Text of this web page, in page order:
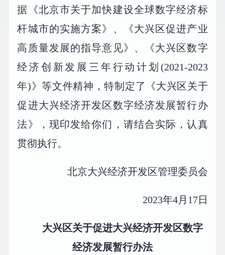
据《北京市关于加快建设全球数字经济标
杆城市的实施方案》、《大兴区促进产业
高质量发展的指导意见》、《大兴区数字
经济创新发展三年行动计划(2021-2023
年)》等文件精神，特制定了《大兴区关于
促进大兴经济开发区数字经济发展暂行办
法》，现印发给你们，请结合实际，认真
贯彻执行。
北京大兴经济开发区管理委员会
2023年4月17日
大兴区关于促进大兴经济开发区数字
经济发展暂行办法